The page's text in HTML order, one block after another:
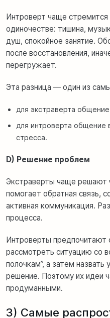
Интроверт чаще стремится
одиночестве: тишина,
душ, спокойное занятие.
после восстановления,
перегружает.
Эта разница — один из
для экстраверта
для интроверта общение
стресса.
D) Решение проблем
Экстраверты чаще решают
помогает обратная связь,
активная коммуникация.
процесса.
Интроверты предпочитают
рассмотреть ситуацию со
полочкам”, а затем
решение. Поэтому их идеи
продуманными.
3) Самые